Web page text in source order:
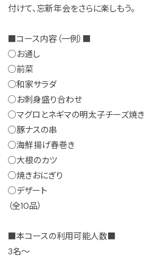
付けて、忘新年会をさらに楽しもう。
■コース内容（一例）■
○お通し
○前菜
○和家サラダ
○お刺身盛り合わせ
○マグロとネギマの明太子チーズ焼き
○豚ナスの串
○海鮮揚げ春巻き
○大根のカツ
○焼きおにぎり
○デザート
（全10品）
■本コースの利用可能人数■
3名～